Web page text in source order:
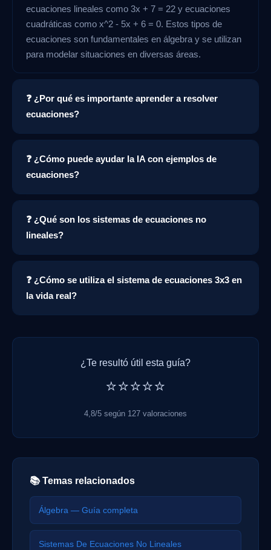
ecuaciones lineales como 3x + 7 = 22 y ecuaciones
cuadráticas como x^2 - 5x + 6 = 0. Estos tipos de
ecuaciones son fundamentales en álgebra y se utilizan
para modelar situaciones en diversas áreas.
❓ ¿Por qué es importante aprender a resolver
ecuaciones?
❓ ¿Cómo puede ayudar la IA con ejemplos de
ecuaciones?
❓ ¿Qué son los sistemas de ecuaciones no
lineales?
❓ ¿Cómo se utiliza el sistema de ecuaciones 3x3 en
la vida real?
¿Te resultó útil esta guía?
⭐⭐⭐⭐⭐
4,8/5 según 127 valoraciones
📚 Temas relacionados
Álgebra — Guía completa
Sistemas De Ecuaciones No Lineales